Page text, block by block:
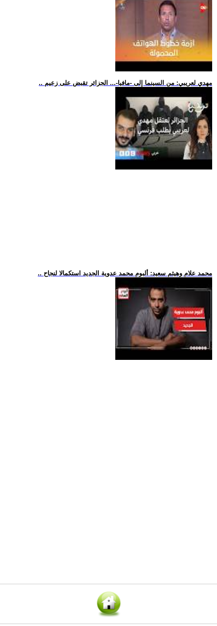
.. مهدي لعريبي: من السينما إلى -مافيا-... الجزائر تقبض على زعيم
.. محمد علام وهيثم سعيد: ألبوم محمد عدوية الجديد استكمالا لنجاح